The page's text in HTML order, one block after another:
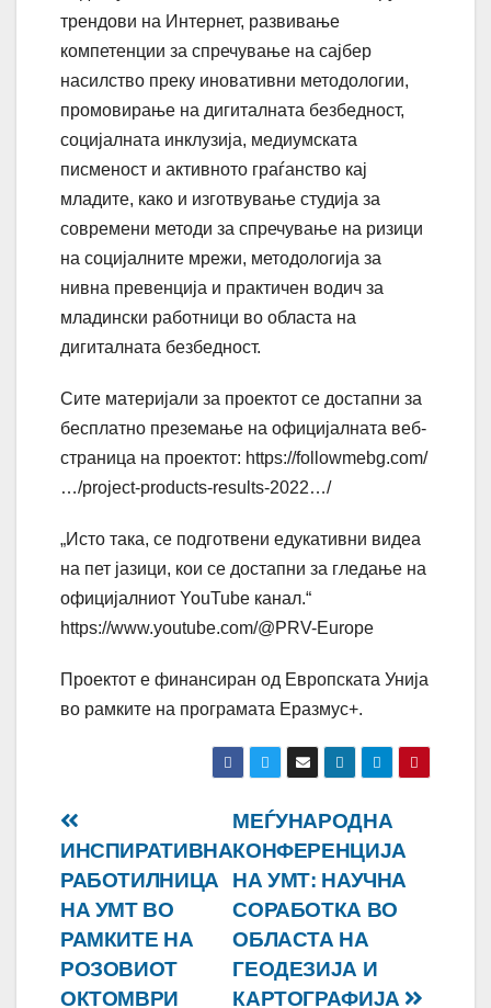
трендови на Интернет, развивање
компетенции за спречување на сајбер
насилство преку иновативни методологии,
промовирање на дигиталната безбедност,
социјалната инклузија, медиумската
писменост и активното граѓанство кај
младите, како и изготвување студија за
современи методи за спречување на ризици
на социјалните мрежи, методологија за
нивна превенција и практичен водич за
младински работници во областа на
дигиталната безбедност.
Сите материјали за проектот се достапни за
бесплатно преземање на официјалната веб-
страница на проектот: https://followmebg.com/
…/project-products-results-2022…/
„Исто така, се подготвени едукативни видеа
на пет јазици, кои се достапни за гледање на
официјалниот YouTube канал.“
https://www.youtube.com/@PRV-Europe
Проектот е финансиран од Европската Унија
во рамките на програмата Еразмус+.
Навигација
на
напис
МЕЃУНАРОДНА
КОНФЕРЕНЦИЈА
НА УМТ: НАУЧНА
СОРАБОТКА ВО
ОБЛАСТА НА
ГЕОДЕЗИЈА И
КАРТОГРАФИЈА
ИНСПИРАТИВНА
РАБОТИЛНИЦА
НА УМТ ВО
РАМКИТЕ НА
РОЗОВИОТ
ОКТОМВРИ